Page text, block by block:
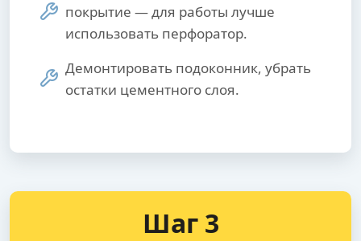
покрытие — для работы лучше
использовать перфоратор.
Демонтировать подоконник, убрать
остатки цементного слоя.
Шаг 3